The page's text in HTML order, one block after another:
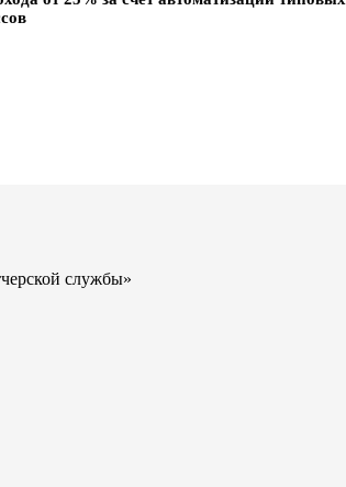
службы»